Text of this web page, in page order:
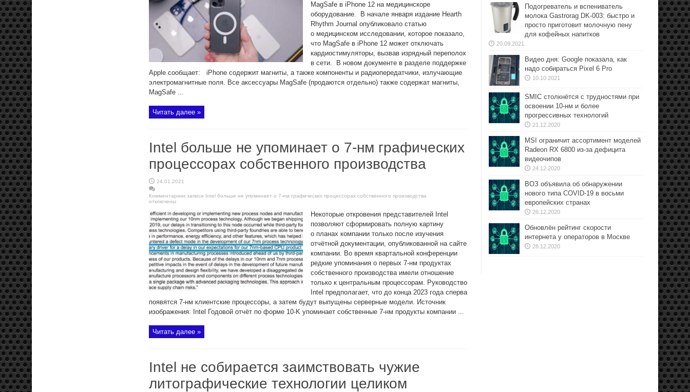
MagSafe в iPhone 12 на медицинскоре
оборудование. В начале января издание Hearth
Rhythm Journal опубликовало статью
о медицинском исследовании, которое показало,
что MagSafe в iPhone 12 может отключать
кардиостимуляторы, вызвав изрядный переполох
в сети. В новом документе в разделе поддержке
Apple сообщает: iPhone содержит магниты, а также компоненты и радиопередатчики, излучающие
электромагнитные поля. Все аксессуары MagSafe (продаются отдельно) также содержат магниты,
MagSafe ...
Читать далее »
Intel больше не упоминает о 7-нм графических
процессорах собственного производства
24.01.2021
Комментариик записи Intel больше не упоминает о 7-нм графических процессорах собственного производства
отключены
Некоторые откровения представителей Intel
позволяют сформировать полную картину
о планах компании только после изучения
отчётной документации, опубликованной на сайте
компании. Во время квартальной конференции
редкие упоминания о первых 7-нм продуктах
собственного производства имели отношение
только к центральным процессорам. Руководство
Intel предполагает, что до конца 2023 года сперва
появятся 7-нм клиентские процессоры, а затем будут выпущены серверные модели. Источник
изображения: Intel Годовой отчёт по форме 10-K упоминает собственные 7-нм продукты компании ...
Читать далее »
Intel не собирается заимствовать чужие
литографические технологии целиком
Подогреватель и вспениватель
молока Gastrorag DK-003: быстро и
просто приготовит молочную пену
для кофейных напитков
20.09.2021
Видео дня: Google показала, как
надо собираться Pixel 6 Pro
10.10.2021
SMIC столкнётся с трудностями при
освоении 10-нм и более
прогрессивных технологий
21.12.2020
MSI ограничит ассортимент моделей
Radeon RX 6800 из-за дефицита
видеочипов
24.12.2020
ВОЗ объявила об обнаружении
нового типа COVID-19 в восьми
европейских странах
26.12.2020
Обновлён рейтинг скорости
интернета у операторов в Москве
28.12.2020